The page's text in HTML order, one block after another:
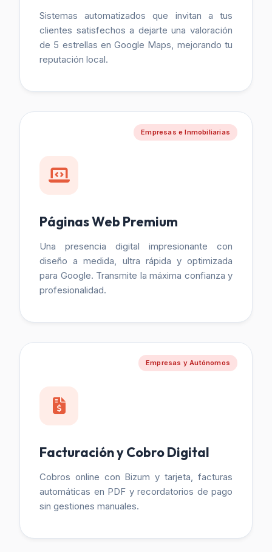
Sistemas automatizados que invitan a tus
clientes satisfechos a dejarte una valoración
de 5 estrellas en Google Maps, mejorando tu
reputación local.
Empresas e Inmobiliarias
Páginas Web Premium
Una presencia digital impresionante con
diseño a medida, ultra rápida y optimizada
para Google. Transmite la máxima confianza y
profesionalidad.
Empresas y Autónomos
Facturación y Cobro Digital
Cobros online con Bizum y tarjeta, facturas
automáticas en PDF y recordatorios de pago
sin gestiones manuales.